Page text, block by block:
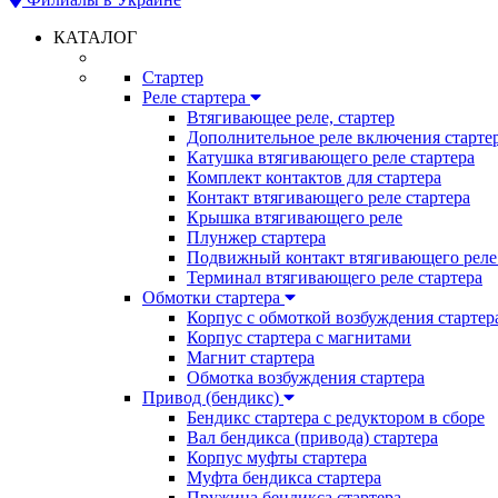
КАТАЛОГ
Стартер
Реле стартера
Втягивающее реле, стартер
Дополнительное реле включения
Катушка втягивающего реле стартера
Комплект контактов для стартера
Контакт втягивающего реле стартера
Крышка втягивающего реле
Плунжер стартера
Подвижный контакт втягивающего реле
Терминал втягивающего реле стартера
Обмотки стартера
Корпус с обмоткой возбуждения
Корпус стартера с магнитами
Магнит стартера
Обмотка возбуждения стартера
Привод (бендикс)
Бендикс стартера с редуктором в сборе
Вал бендикса (привода) стартера
Корпус муфты стартера
Муфта бендикса стартера